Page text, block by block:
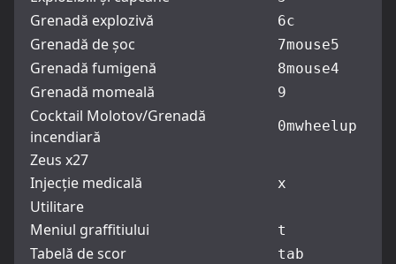
Grenadă explozivă 6c
Grenadă de șoc 7mouse5
Grenadă fumigenă 8mouse4
Grenadă momeală 9
Cocktail Molotov/Grenadă
incendiară
0mwheelup
Zeus x27
Injecție medicală
x
Utilitare
Meniul graffitiului
t
Tabelă de scor tab